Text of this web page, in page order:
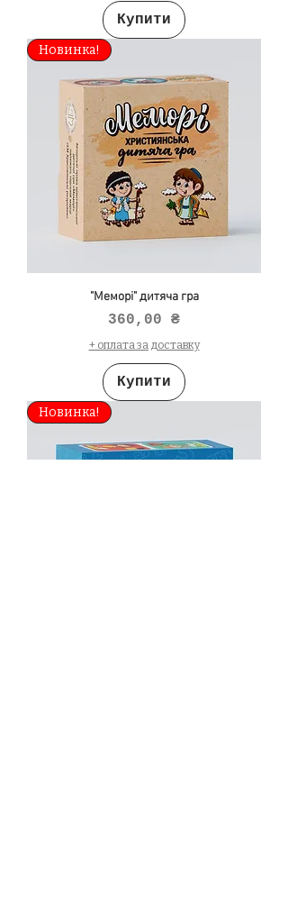
Купити
Новинка!
"Меморі" дитяча гра
Ціна
360,00 ₴
+ оплата за доставку
Купити
Новинка!